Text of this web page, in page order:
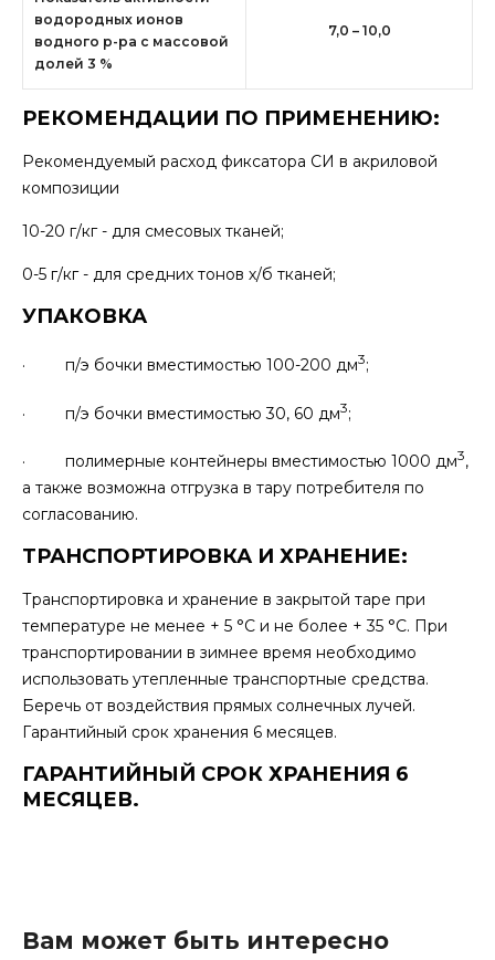
водородных ионов
водного р-ра с массовой
долей 3 %
7,0 – 10,0
РЕКОМЕНДАЦИИ ПО ПРИМЕНЕНИЮ:
Рекомендуемый расход фиксатора СИ в акриловой
композиции
10-20 г/кг - для смесовых тканей;
0-5 г/кг - для средних тонов х/б тканей;
УПАКОВКА
· п/э бочки вместимостью 100-200 дм3;
· п/э бочки вместимостью 30, 60 дм3;
· полимерные контейнеры вместимостью 1000 дм3,
а также возможна отгрузка в тару потребителя по
согласованию.
ТРАНСПОРТИРОВКА И ХРАНЕНИЕ:
Транспортировка и хранение в закрытой таре при
температуре не менее + 5 °С и не более + 35 °С. При
транспортировании в зимнее время необходимо
использовать утепленные транспортные средства.
Беречь от воздействия прямых солнечных лучей.
Гарантийный срок хранения 6 месяцев.
ГАРАНТИЙНЫЙ СРОК ХРАНЕНИЯ 6
МЕСЯЦЕВ.
Вам может быть интересно